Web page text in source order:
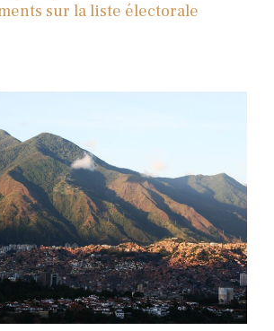
sur la liste électorale